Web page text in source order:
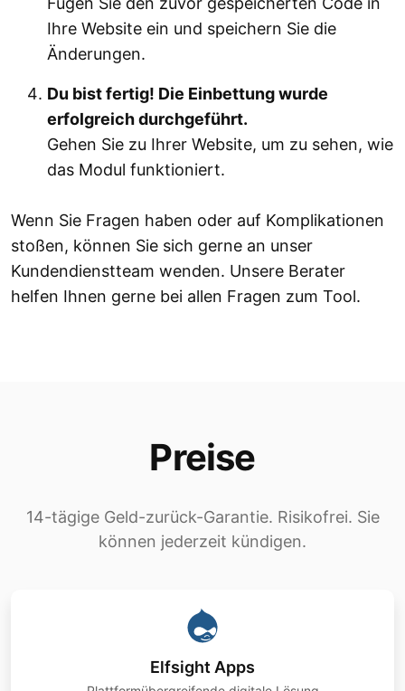
Ihre Website ein und speichern Sie die
Änderungen.
Du bist fertig! Die Einbettung wurde
erfolgreich durchgeführt.
Gehen Sie zu Ihrer Website, um zu sehen, wie
das Modul funktioniert.
Wenn Sie Fragen haben oder auf Komplikationen
stoßen, können Sie sich gerne an unser
Kundendienstteam wenden. Unsere Berater
helfen Ihnen gerne bei allen Fragen zum Tool.
Preise
14-tägige Geld-zurück-Garantie. Risikofrei. Sie
können jederzeit kündigen.
Elfsight Apps